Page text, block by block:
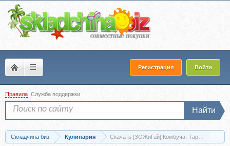
☰ Регистрация Войти
Правила Служба поддержки
Найти
Складчина биз Кулинария Скачать [ЗОЖиГай] Комбуча. Тариф: Профи